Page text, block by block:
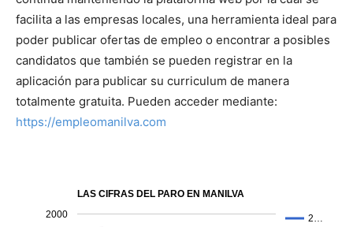
facilita a las empresas locales, una herramienta ideal para
poder publicar ofertas de empleo o encontrar a posibles
candidatos que también se pueden registrar en la
aplicación para publicar su curriculum de manera
totalmente gratuita. Pueden acceder mediante:
https://empleomanilva.com
LAS CIFRAS DEL PARO EN MANILVA
2…
2000